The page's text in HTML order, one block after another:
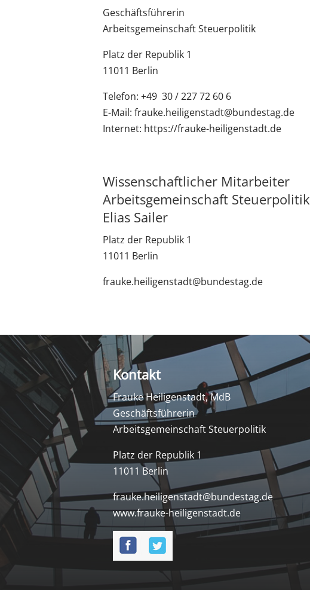
Geschäftsführerin
Arbeitsgemeinschaft Steuerpolitik
Platz der Republik 1
11011 Berlin
Telefon: +49 30 / 227 72 60 6
E-Mail: frauke.heiligenstadt@bundestag.de
Internet: https://frauke-heiligenstadt.de
Wissenschaftlicher Mitarbeiter
Arbeitsgemeinschaft Steuerpolitik
Elias Sailer
Platz der Republik 1
11011 Berlin
frauke.heiligenstadt@bundestag.de
Kontakt
Frauke Heiligenstadt, MdB
Geschäftsführerin
Arbeitsgemeinschaft Steuerpolitik
Platz der Republik 1
11011 Berlin
frauke.heiligenstadt@bundestag.de
www.frauke-heiligenstadt.de